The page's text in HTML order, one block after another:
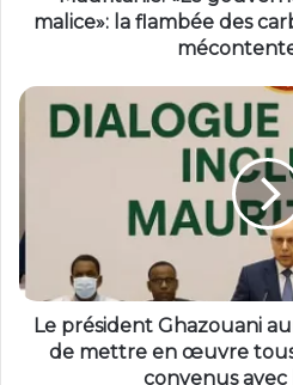
malice»: la flambée des
Le président Ghazouani
de mettre en œuvre tous
convenus